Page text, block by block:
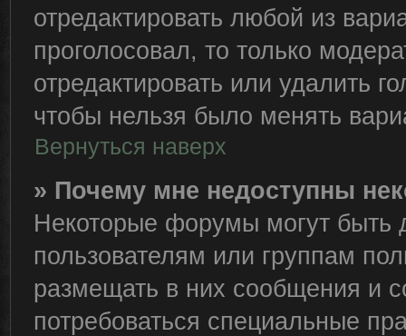
отредактировать любой из
проголосовал, то только
отредактировать или удалить
чтобы нельзя было менять
Вернуться наверх
» Почему мне недоступны
Некоторые форумы могут быть
пользователям или группам
размещать в них сообщения и
потребоваться специальные